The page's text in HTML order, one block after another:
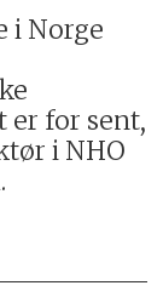
i Norge
er for sent,
i NHO